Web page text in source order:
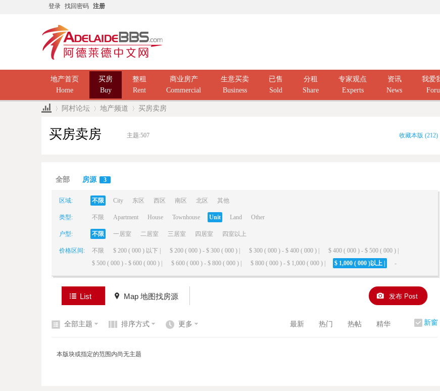
登录 找回密码 注册
地产首页
Home
买房
Buy
整租
Rent
商业房产
Commercial
生意买卖
Business
已售
Sold
分租
Share
专家观点
Experts
资讯
News
我爱
阿村论坛 地产频道 买房卖房
买房卖房 主题:507 收藏本版 (212)
全部 房源 3
区域: 不限 City 东区 西区 南区 北区 其他
类型: 不限 Apartment House Townhouse Unit Land Other
户型: 不限 一居室 二居室 三居室 四居室 四室以上
价格区间: 不限 $ 200 ( 000 ) 以下 | $ 200 ( 000 ) - $ 300 ( 000 ) | $ 300 ( 000 ) - $ 400 ( 000 ) |
$ 400 ( 000 ) - $ 500 ( 000 ) |
$ 500 ( 000 ) - $ 600 ( 000 ) |
$ 600 ( 000 ) - $ 800 ( 000 ) | $ 800 ( 000 ) - $ 1,000 ( 000 ) | $ 1,000 ( 000 )以上 | -
List Map 地图找房源 发布 Post
新窗
全部主题 排序方式 更多 最新 热门 热帖 精华
本版块或指定的范围内尚无主题